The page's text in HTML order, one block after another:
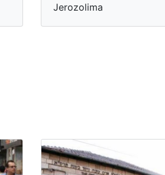
Jerozolima